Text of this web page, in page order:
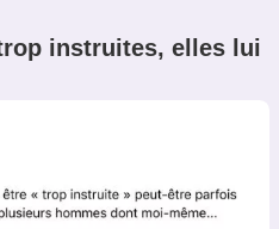
instruites, elles lui